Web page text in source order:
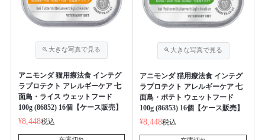
アニモンダ 猫用療法食 インテグ
ラプロテクト アレルギーケア 七
面鳥・ライス ウェットフード
100g (86852) 16個【ケース販売】
¥8,448税込
アニモンダ 猫用療法食 インテグ
ラプロテクト アレルギーケア 七
面鳥・ポテト ウェットフード
100g (86853) 16個【ケース販売】
¥8,448税込